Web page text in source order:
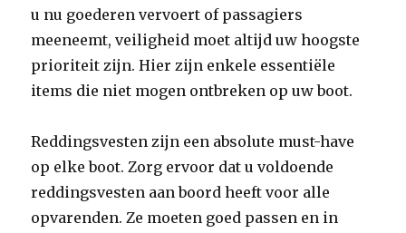
u nu goederen vervoert of passagiers
meeneemt, veiligheid moet altijd uw hoogste
prioriteit zijn. Hier zijn enkele essentiële
items die niet mogen ontbreken op uw boot.
Reddingsvesten zijn een absolute must-have
op elke boot. Zorg ervoor dat u voldoende
reddingsvesten aan boord heeft voor alle
opvarenden. Ze moeten goed passen en in